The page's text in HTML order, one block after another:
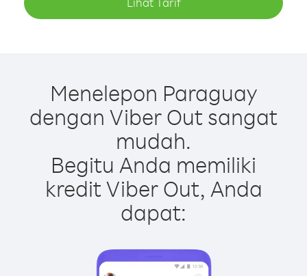
Menelepon Paraguay
dengan Viber Out sangat
mudah.
Begitu Anda memiliki
kredit Viber Out, Anda
dapat: